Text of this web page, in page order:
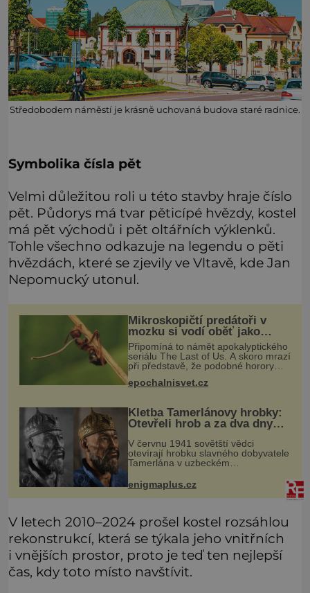
Středobodem náměstí je krásně uchovaná budova staré radnice.
Symbolika čísla pět
Velmi důležitou roli u této stavby hraje číslo
pět. Půdorys má tvar pěticípé hvězdy, kostel
má pět východů i pět oltářních výklenků.
Tohle všechno odkazuje na legendu o pěti
hvězdách, které se zjevily ve Vltavě, kde Jan
Nepomucký utonul.
Mikroskopičtí predátoři v
mozku si vodí oběť jako
loutku
Připomíná to námět apokalyptického
seriálu The Last of Us. A skoro mrazí
při představě, že podobné horory
probíhají v přírodě běžně – s tím
rozdílem, že nejde pouze o infekce
epochalnisvet.cz
Kletba Tamerlánovy hrobky:
Otevřeli hrob a za dva dny
Náhoda, nebo varování?
V červnu 1941 sovětští vědci
otevírají hrobku slavného dobyvatele
Tamerlána v uzbeckém
nacistické Německo zahajuje operaci
Barbarossa a napadá Sovětský svaz.
Shoda dat je
enigmaplus.cz
V letech 2010–2024 prošel kostel rozsáhlou
rekonstrukcí, která se týkala jeho vnitřních
i vnějších prostor, proto je teď ten nejlepší
čas, kdy toto místo navštívit.